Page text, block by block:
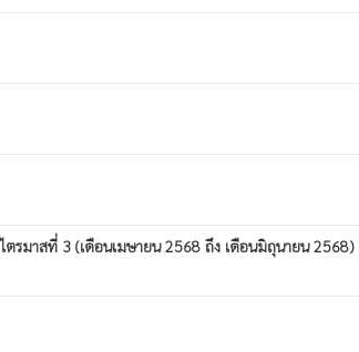
รมาสที่ 3 (เดือนเมษายน 2568 ถึง เดือนมิถุนายน 2568)